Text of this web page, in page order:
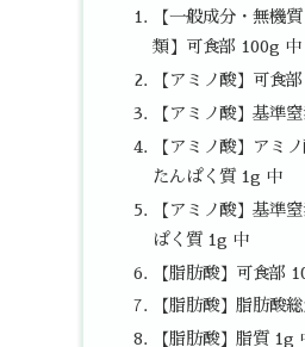
【一般成分・無機
類】可食部 100g 中
【アミノ酸】可食
【アミノ酸】基準
【アミノ酸】アミ
たんぱく質 1g 中
【アミノ酸】基準
ぱく質 1g 中
【脂肪酸】可食部
【脂肪酸】脂肪酸
【脂肪酸】脂質 1g